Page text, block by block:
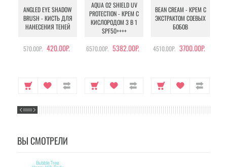
ANGLED EYE SHADOW
BRUSH - КИСТЬ ДЛЯ
НАНЕСЕНИЯ ТЕНЕЙ
570.00Р. 420.00Р.
AQUA O2 SHIELD UV
PROTECTION - КРЕМ С
КИСЛОРОДОМ 3 В 1
SPF50++++
6570.00Р. 5382.00Р.
BEAN CREAM - КРЕМ С
ЭКСТРАКТОМ СОЕВЫХ
БОБОВ
4510.00Р. 3700.00Р.
ВЫ СМОТРЕЛИ